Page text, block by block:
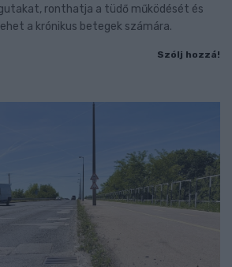
ronthatja a tüdő működését és
a krónikus betegek számára.
Szólj hozzá!